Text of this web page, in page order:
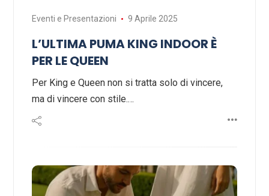
Eventi e Presentazioni 9 Aprile 2025
L’ULTIMA PUMA KING INDOOR È
PER LE QUEEN
Per King e Queen non si tratta solo di vincere,
ma di vincere con stile.…